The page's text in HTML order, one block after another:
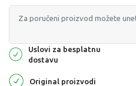
Uslovi za besplatnu
dostavu
Original proizvodi